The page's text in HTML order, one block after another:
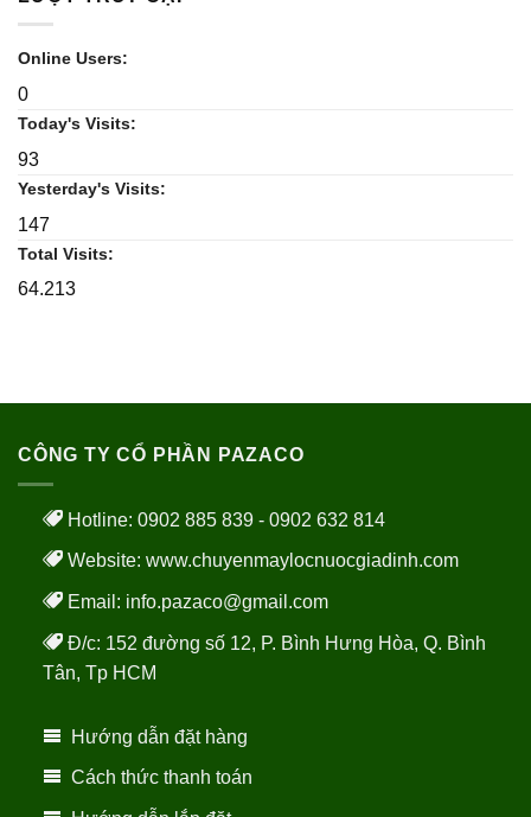
Online Users:
0
Today's Visits:
93
Yesterday's Visits:
147
Total Visits:
64.213
CÔNG TY CỔ PHẦN PAZACO
Hotline: 0902 885 839 - 0902 632 814
Website: www.chuyenmaylocnuocgiadinh.com
Email: info.pazaco@gmail.com
Đ/c: 152 đường số 12, P. Bình Hưng Hòa, Q. Bình
Tân, Tp HCM
Hướng dẫn đặt hàng
Cách thức thanh toán